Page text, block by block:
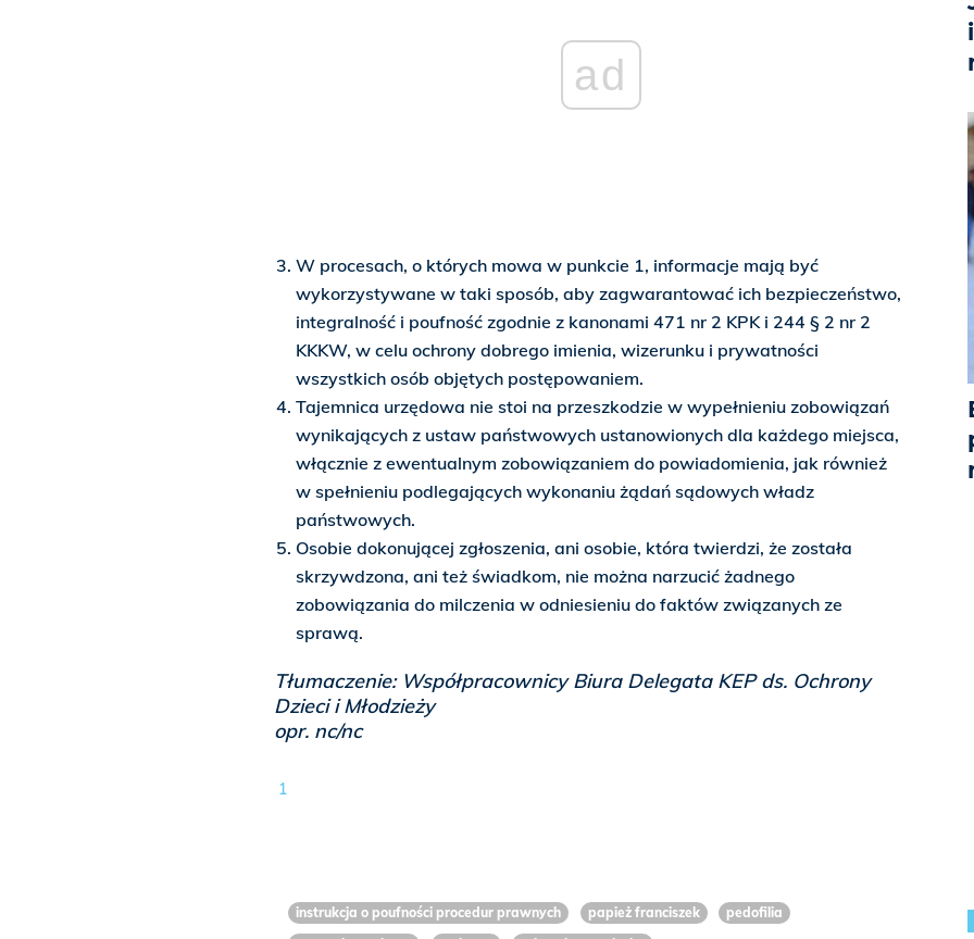
ad
W procesach, o których mowa w punkcie 1, informacje mają być
wykorzystywane w taki sposób, aby zagwarantować ich bezpieczeństwo,
integralność i poufność zgodnie z kanonami 471 nr 2 KPK i 244 § 2 nr 2
KKKW, w celu ochrony dobrego imienia, wizerunku i prywatności
wszystkich osób objętych postępowaniem.
Tajemnica urzędowa nie stoi na przeszkodzie w wypełnieniu zobowiązań
wynikających z ustaw państwowych ustanowionych dla każdego miejsca,
włącznie z ewentualnym zobowiązaniem do powiadomienia, jak również
w spełnieniu podlegających wykonaniu żądań sądowych władz
państwowych.
Osobie dokonującej zgłoszenia, ani osobie, która twierdzi, że została
skrzywdzona, ani też świadkom, nie można narzucić żadnego
zobowiązania do milczenia w odniesieniu do faktów związanych ze
sprawą.
Tłumaczenie: Współpracownicy Biura Delegata KEP ds. Ochrony
Dzieci i Młodzieży
opr. nc/nc
1
instrukcja o poufności procedur prawnych papież franciszek
pedofilia